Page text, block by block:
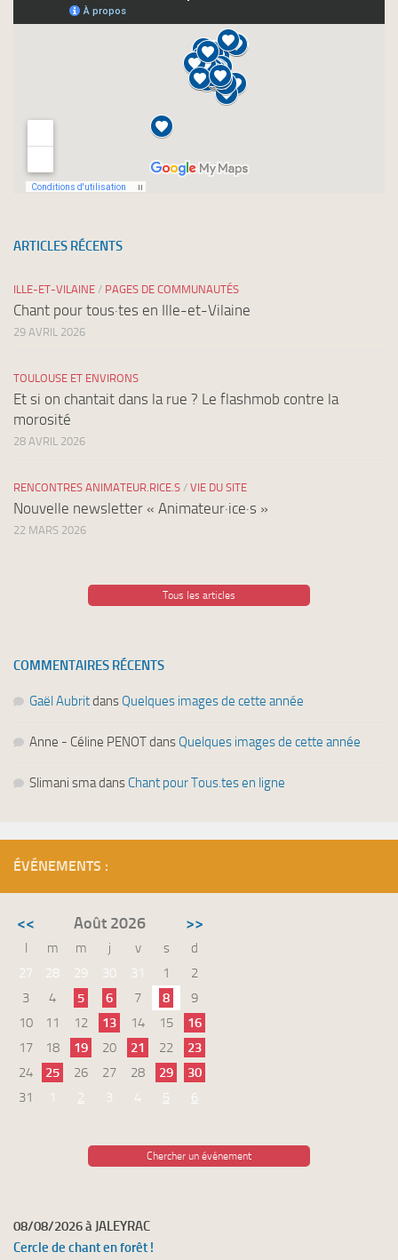
ARTICLES RÉCENTS
ILLE-ET-VILAINE / PAGES DE COMMUNAUTÉS
Chant pour tous·tes en Ille-et-Vilaine
29 AVRIL 2026
TOULOUSE ET ENVIRONS
Et si on chantait dans la rue ? Le flashmob contre la
morosité
28 AVRIL 2026
RENCONTRES ANIMATEUR.RICE.S / VIE DU SITE
Nouvelle newsletter « Animateur·ice·s »
22 MARS 2026
Tous les articles
COMMENTAIRES RÉCENTS
Gaël Aubritdans Quelques images de cette année
Anne - Céline PENOTdans Quelques images de cette année
Slimani smadans Chant pour Tous.tes en ligne
ÉVÉNEMENTS :
<< Août 2026 >>
l m m j v s
d
27
28 29 30 31 1
2
3
4 5 6 7 8
9
10
11 12 13 14 15
16
17
18 19 20 21 22
23
24
25 26 27 28 29
30
31
1 2 3 4 5 6
Chercher un événement
08/08/2026 à JALEYRAC
Cercle de chant en forêt !